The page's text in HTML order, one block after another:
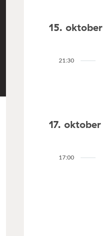
15. oktober
21:30
17. oktober
17:00